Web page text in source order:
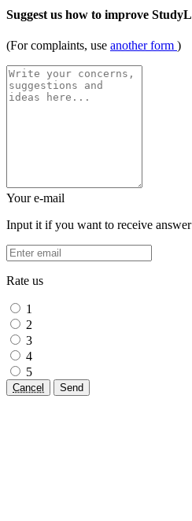
Suggest us how to improve
(For complaints, use another form )
Your e-mail
Input it if you want to receive answer
Rate us
1
2
3
4
5
Cancel Send